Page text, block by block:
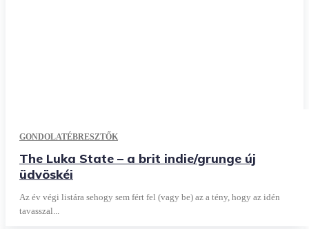
GONDOLATÉBRESZTŐK
The Luka State – a brit indie/grunge új
üdvöskéi
Az év végi listára sehogy sem fért fel (vagy be) az a tény, hogy az idén
tavasszal...